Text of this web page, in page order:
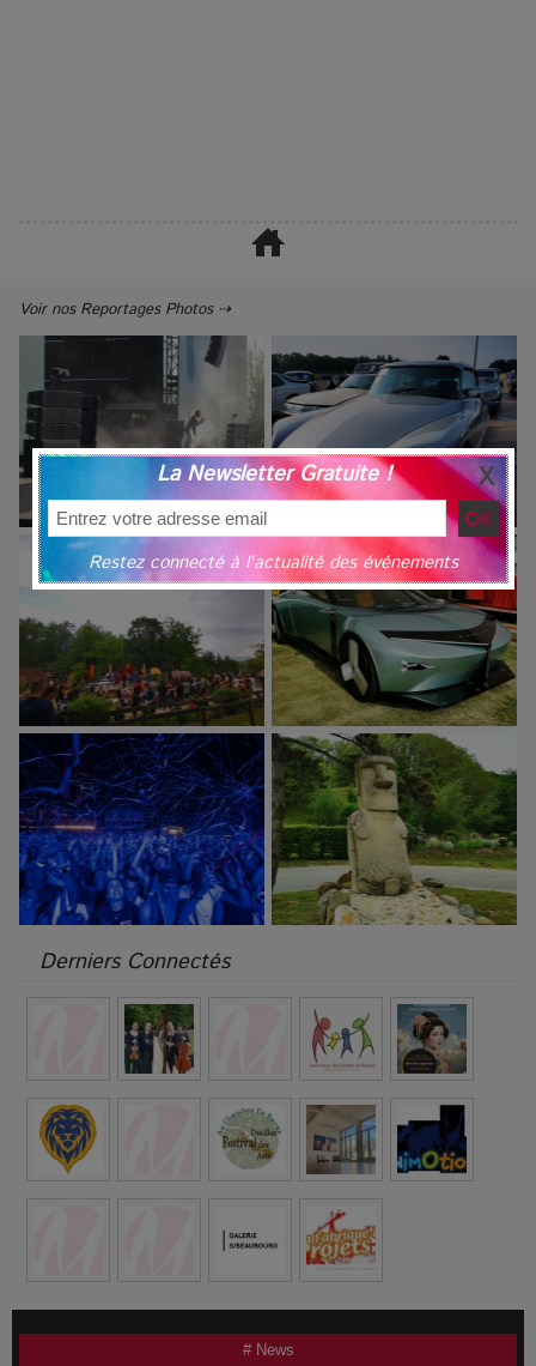
Voir nos Reportages Photos ⇢
Derniers Connectés
# News
La Newsletter Gratuite !
Restez connecté à l'actualité des événements